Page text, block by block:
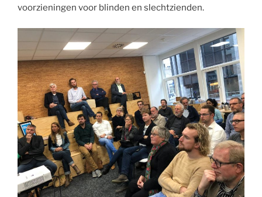
voorzieningen voor blinden en slechtzienden.